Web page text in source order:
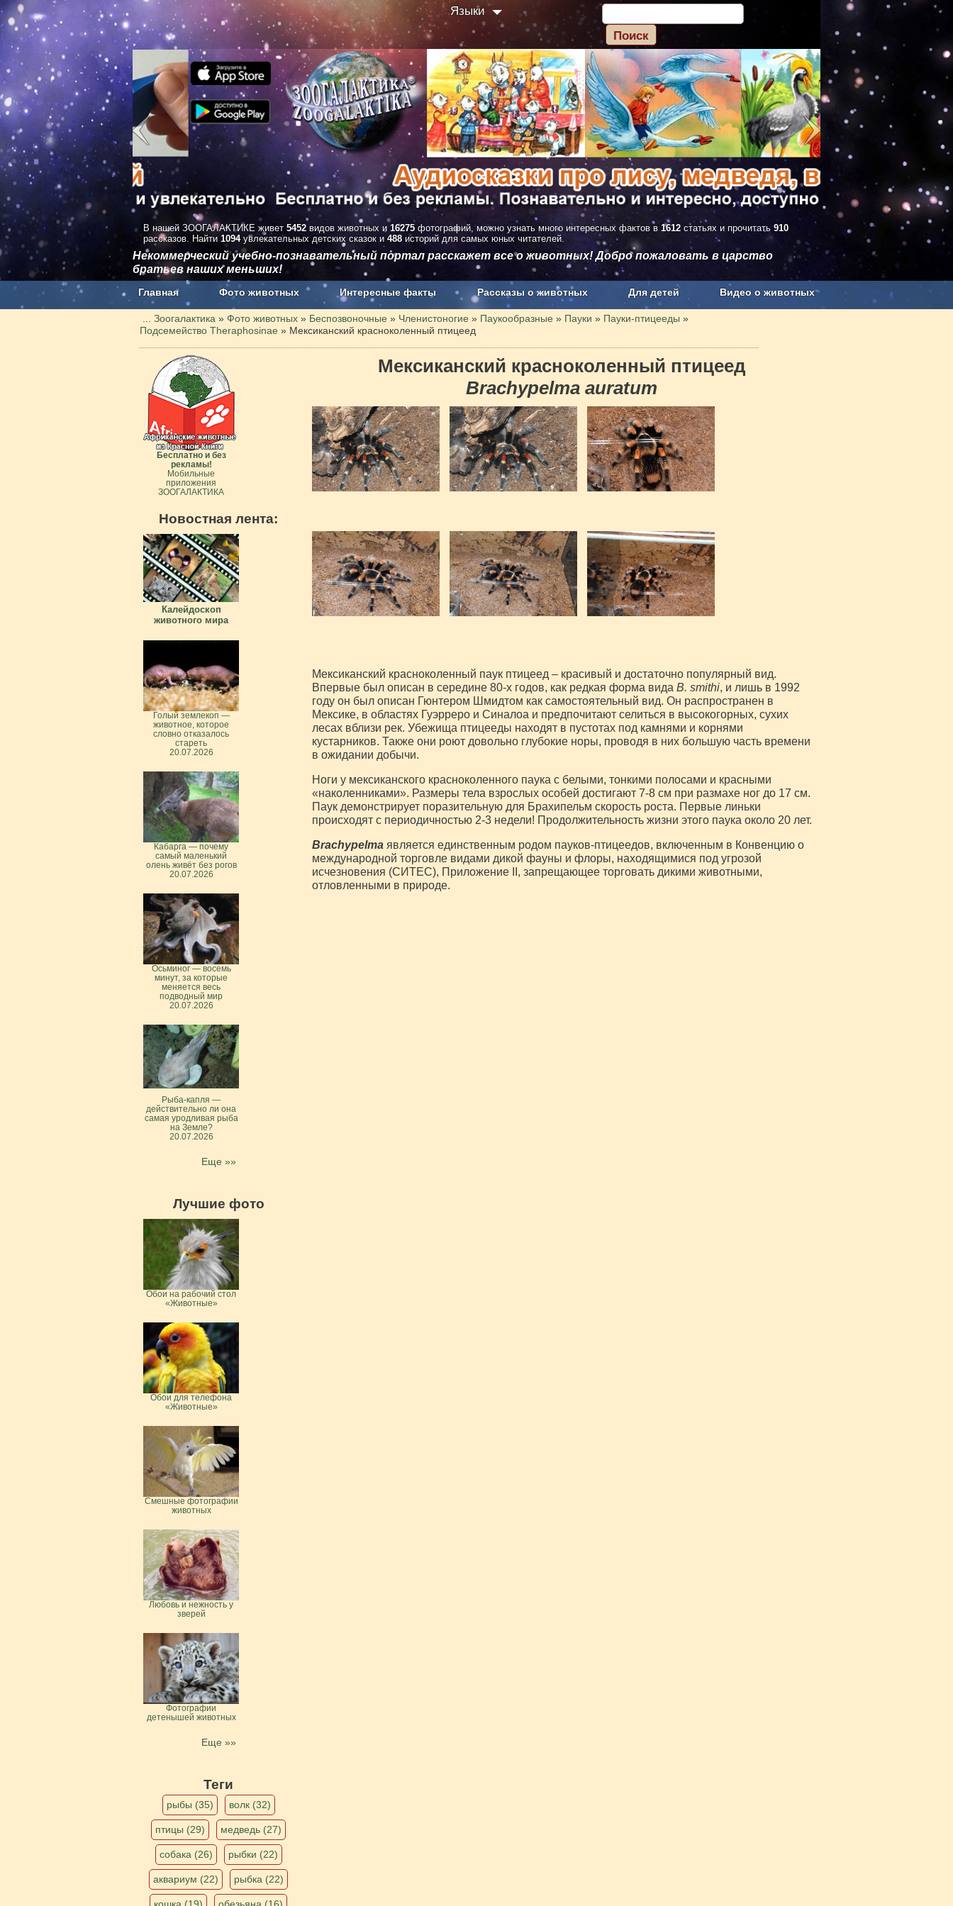
Языки
В нашей ЗООГАЛАКТИКЕ живет 5452 видов животных и 16275 фотографий, можно узнать много интересных фактов в 1612 статьях и прочитать 910
рассказов. Найти 1094увлекательных детских сказок и 488 историй для самых юных читателей.
Некоммерческий учебно-познавательный портал расскажет все о животных! Добро пожаловать в царство
братьев наших меньших!
Главная Фото животных Интересные факты Рассказы о животных Для детей Видео о животных
Наши приложения. Бесплатно и без рекламы О проекте
Зоогалактика » Фото животных » Беспозвоночные » Членистоногие » Паукообразные » Пауки » Пауки-птицееды »
Подсемейство Theraphosinae » Мексиканский красноколенный птицеед
Мексиканский красноколенный птицеед
Brachypelma auratum
Мексиканский красноколенный паук птицеед – красивый и достаточно популярный вид.
Впервые был описан в середине 80-х годов, как редкая форма вида B. smithi, и лишь в 1992
году он был описан Гюнтером Шмидтом как самостоятельный вид. Он распространен в
Мексике, в областях Гуэрреро и Синалоа и предпочитают селиться в высокогорных, сухих
лесах вблизи рек. Убежища птицееды находят в пустотах под камнями и корнями
кустарников. Также они роют довольно глубокие норы, проводя в них большую часть времени
в ожидании добычи.
Ноги у мексиканского красноколенного паука с белыми, тонкими полосами и красными
«наколенниками». Размеры тела взрослых особей достигают 7-8 см при размахе ног до 17 см.
Паук демонстрирует поразительную для Брахипельм скорость роста. Первые линьки
происходят с периодичностью 2-3 недели! Продолжительность жизни этого паука около 20 лет.
Brachypelmaявляется единственным родом пауков-птицеедов, включенным в Конвенцию о
международной торговле видами дикой фауны и флоры, находящимися под угрозой
исчезновения (СИТЕС), Приложение II, запрещающее торговать дикими животными,
отловленными в природе.
Бесплатно и без
рекламы!
Мобильные
приложения
ЗООГАЛАКТИКА
Новостная лента:
Калейдоскоп
животного мира
Голый землекоп —
животное, которое
словно отказалось
стареть
20.07.2026
Кабарга — почему
самый маленький
олень живёт без рогов
20.07.2026
Осьминог — восемь
минут, за которые
меняется весь
подводный мир
20.07.2026
Рыба-капля —
действительно ли она
самая уродливая рыба
на Земле?
20.07.2026
Еще »»
Лучшие фото
Обои на рабочий стол
«Животные»
Обои для телефона
«Животные»
Смешные фотографии
животных
Любовь и нежность у
зверей
Фотографии
детенышей животных
Еще »»
Теги
рыбы (35) волк (32)
птицы (29) медведь (27)
собака (26) рыбки (22)
аквариум (22) рыбка (22)
кошка (19) обезьяна (16)